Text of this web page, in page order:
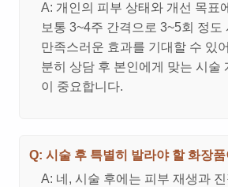
A: 개인의 피부 상태와 개선 목표
보통 3~4주 간격으로 3~5회 정도
만족스러운 효과를 기대할 수 있
분히 상담 후 본인에게 맞는 시술
이 중요합니다.
Q: 시술 후 특별히 발라야 할 화장
A: 네, 시술 후에는 피부 재생과